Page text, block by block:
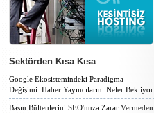
Sektörden Kısa Kısa
Google Ekosistemindeki Paradigma
Değişimi: Haber Yayıncılarını Neler Bekliyor
Basın Bültenlerini SEO'nuza Zarar Vermeden